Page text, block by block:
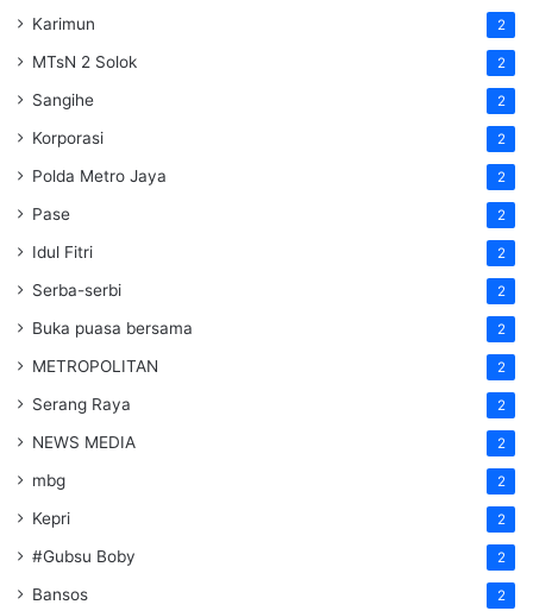
Karimun 2
MTsN 2 Solok 2
Sangihe 2
Korporasi 2
Polda Metro Jaya 2
Pase 2
Idul Fitri 2
Serba-serbi 2
Buka puasa bersama 2
METROPOLITAN 2
Serang Raya 2
NEWS MEDIA 2
mbg 2
Kepri 2
#Gubsu Boby 2
Bansos 2